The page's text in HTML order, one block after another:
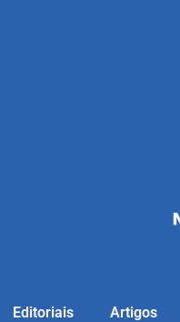
Editoriais Artigos